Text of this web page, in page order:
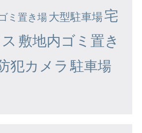
ミ置き場大型駐車場宅
敷地内ゴミ置き
犯カメラ 駐車場